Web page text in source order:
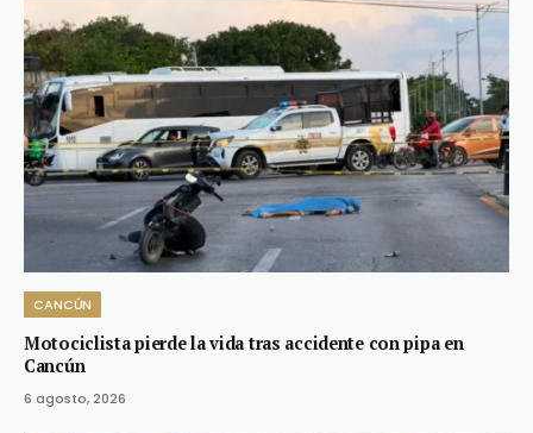
CANCÚN
Motociclista pierde la vida tras accidente con pipa en
Cancún
6 agosto, 2026